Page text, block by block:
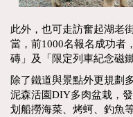
此外，也可走訪奮起湖老
當，前1000名報名成功者
磚」及「限定列車紀念磁鐵
除了鐵道與景點外更規劃
泥森活園DIY多肉盆栽，
划船撈海菜、烤蚵、釣魚